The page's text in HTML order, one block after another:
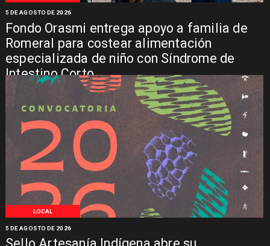
Fondo Orasmi entrega apoyo a familia de
Romeral para costear alimentación
especializada de niño con Síndrome de
Intestino Corto
5 DE AGOSTO DE 2026
LOCAL
5 DE AGOSTO DE 2026